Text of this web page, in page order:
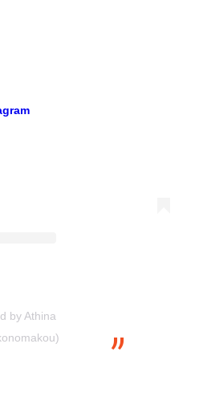
by Athina